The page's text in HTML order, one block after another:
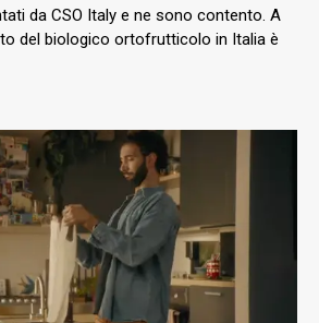
da CSO Italy e ne sono contento. A
del biologico ortofrutticolo in Italia è